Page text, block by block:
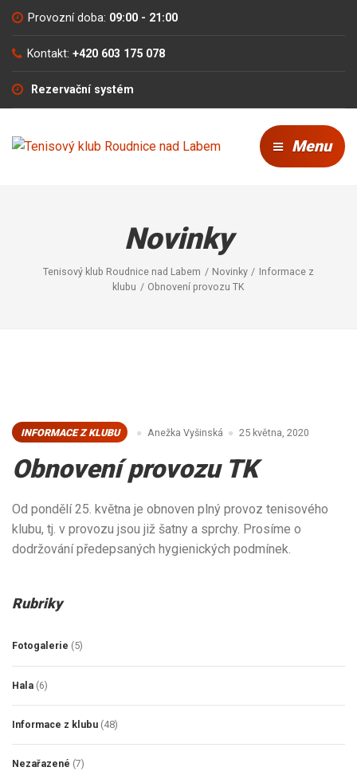
Provozní doba: 09:00 - 21:00
Kontakt: +420 603 175 078
Rezervační systém
Menu
Novinky
Tenisový klub Roudnice nad Labem Novinky
Informace z
klubu
Obnovení provozu TK
INFORMACE Z KLUBU Anežka Vyšinská 25 května, 2020
Obnovení provozu TK
Od pondělí 25. května je obnoven plný provoz tenisového
klubu, tj. v provozu jsou již šatny a sprchy. Prosíme o
dodržování předepsaných hygienických podmínek.
Rubriky
Fotogalerie (5)
Hala (6)
Informace z klubu (48)
Nezařazené (7)